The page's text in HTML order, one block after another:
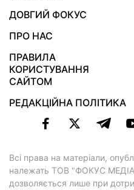
ДОВГИЙ ФОКУС
ПРО НАС
ПРАВИЛА
КОРИСТУВАННЯ
САЙТОМ
РЕДАКЦІЙНА ПОЛІТИКА
Всі права на матеріали,
належать ТОВ "ФОКУС
дозволяється лише при